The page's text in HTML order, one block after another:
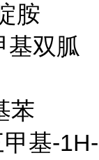
胺
基双胍
苯
基-1H-